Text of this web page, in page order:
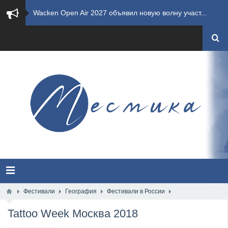
​Wacken Open Air 2027 объявил новую волну участ...
GHOST возвращаются на большие экраны с новым ко...
​Summer Breeze Open Air 2026 полностью переходи...
Всероссийский рок-фестиваль HAMMER FEST впервые...
XANDRIA представили новый сингл под названием «...
Фестивали География Фестивали в России
Tattoo Week Москва 2018